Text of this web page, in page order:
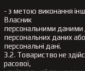
- з метою виконання
Власник
персональними даними
персональних даних
персональні дані.
3.2. Товариство не
расової,